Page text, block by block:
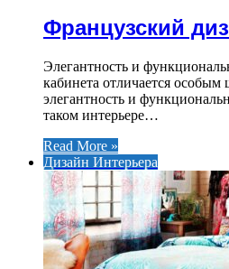
Французский
Элегантность и
кабинета отличается особым
элегантность и
таком интерьере…
Read More »
Дизайн Интерьера